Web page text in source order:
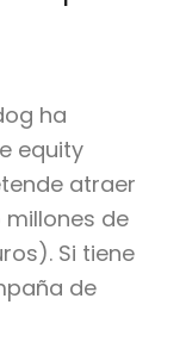
ha
equity
atraer
de
Si tiene
de